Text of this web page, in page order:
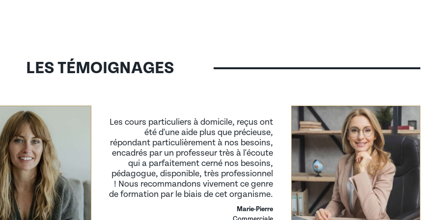
d’anciens)
LES TÉMOIGNAGES
Les cours particuliers à domicile, reçus ont
été d'une aide plus que précieuse,
répondant particulièrement à nos besoins,
encadrés par un professeur très à l'écoute
qui a parfaitement cerné nos besoins,
pédagogue, disponible, très professionnel
! Nous recommandons vivement ce genre
de formation par le biais de cet organisme.
Marie-Pierre